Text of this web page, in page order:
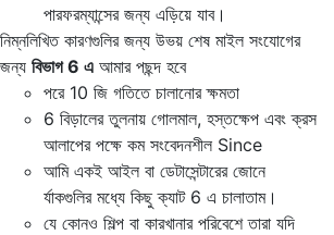
পারফরম্যান্সের জন্য এড়িয়ে যাব।
নিম্নলিখিত কারণগুলির জন্য উভয় শেষ মাইল সংযোগের
জন্য বিভাগ 6 এ আমার পছন্দ হবে
পরে 10 জি গতিতে চালানোর ক্ষমতা
6 বিড়ালের তুলনায় গোলমাল, হস্তক্ষেপ এবং ক্রস
আলাপের পক্ষে কম সংবেদনশীল Since
আমি একই আইল বা ডেটাসেন্টারের জোনে
র্যাকগুলির মধ্যে কিছু ক্যাট 6 এ চালাতাম।
যে কোনও শিল্প বা কারখানার পরিবেশে তারা যদি